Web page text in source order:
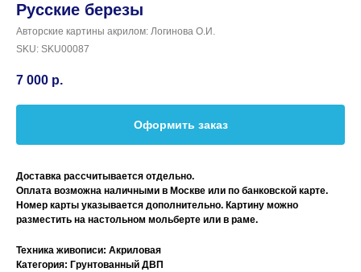
Русские березы
Авторские картины акрилом: Логинова О.И.
SKU: SKU00087
7 000 р.
Оформить заказ
Доставка рассчитывается отдельно.
Оплата возможна наличными в Москве или по банковской карте.
Номер карты указывается дополнительно. Картину можно
разместить на настольном мольберте или в раме.
Техника живописи: Акриловая
Категория: Грунтованный ДВП